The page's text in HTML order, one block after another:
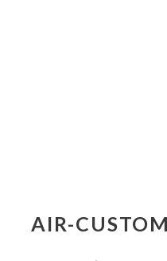
AIR-